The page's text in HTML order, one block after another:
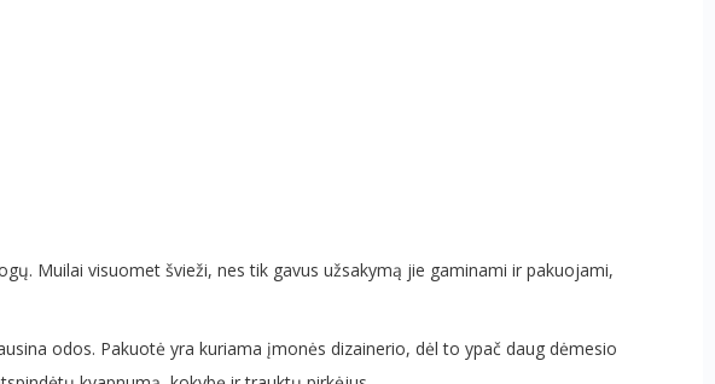
Muilai visuomet švieži, nes tik gavus užsakymą jie gaminami ir pakuojami,
odos. Pakuotė yra kuriama įmonės dizainerio, dėl to ypač daug dėmesio